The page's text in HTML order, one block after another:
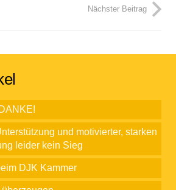
Nächster Beitrag
und motivierter, starken
leider kein Sieg
DJK Kammer